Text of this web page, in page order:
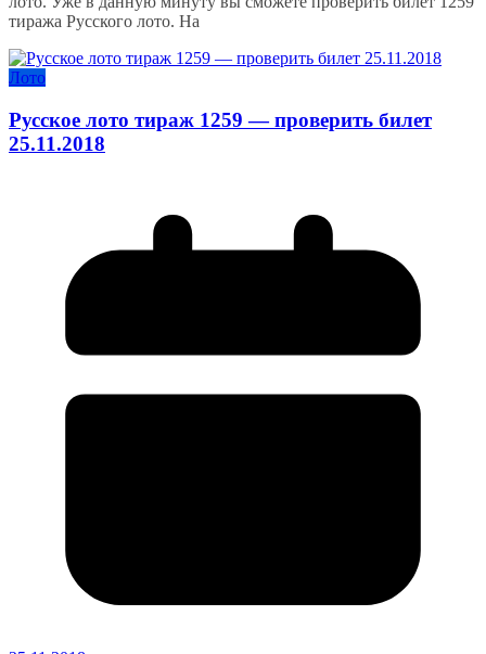
тиража Русского лото. На
Лото
Русское лото тираж 1259 — проверить билет
25.11.2018